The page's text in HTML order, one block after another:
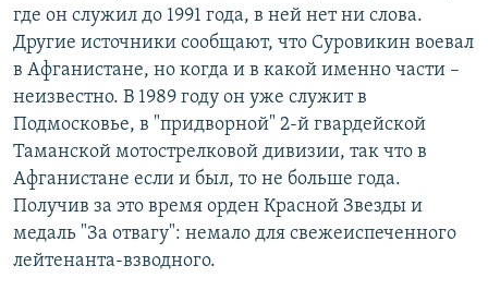
где он служил до 1991 года, в ней нет ни слова.
Другие источники сообщают, что Суровикин воевал
в Афганистане, но когда и в какой именно части –
неизвестно. В 1989 году он уже служит в
Подмосковье, в "придворной" 2-й гвардейской
Таманской мотострелковой дивизии, так что в
Афганистане если и был, то не больше года.
Получив за это время орден Красной Звезды и
медаль "За отвагу": немало для свежеиспеченного
лейтенанта-взводного.